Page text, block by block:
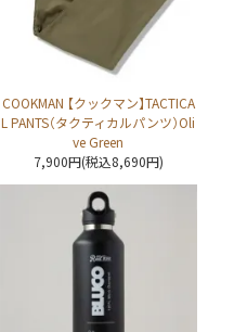
COOKMAN 【クックマン】TACTICA
L PANTS（タクティカルパンツ）Oli
ve Green
7,900円(税込8,690円)